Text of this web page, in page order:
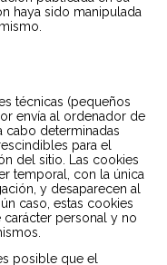
haya sido manipulada
técnicas (pequeños
envía al ordenador de
cabo determinadas
para el
del sitio. Las cookies
temporal, con la única
y desaparecen al
caso, estas cookies
personal y no
posible que el